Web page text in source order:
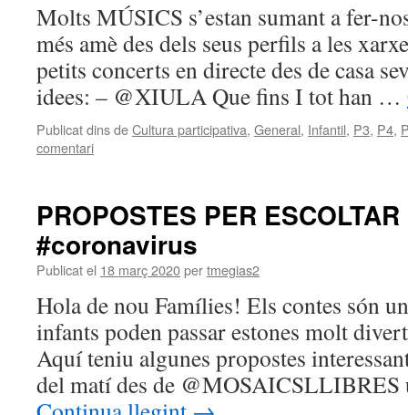
Molts MÚSICS s’estan sumant a fer-
més amè des dels seus perfils a les
petits concerts en directe des de casa
idees: – @XIULA Que fins I tot han …
Publicat dins deCultura participativa, General, Infantil, P3, P4,
comentari
PROPOSTES PER
#coronavirus
Publicat el 18 març 2020pertmegias2
Hola de nou Famílies! Els contes són
infants poden passar estones molt
Aquí teniu algunes propostes
del matí des de